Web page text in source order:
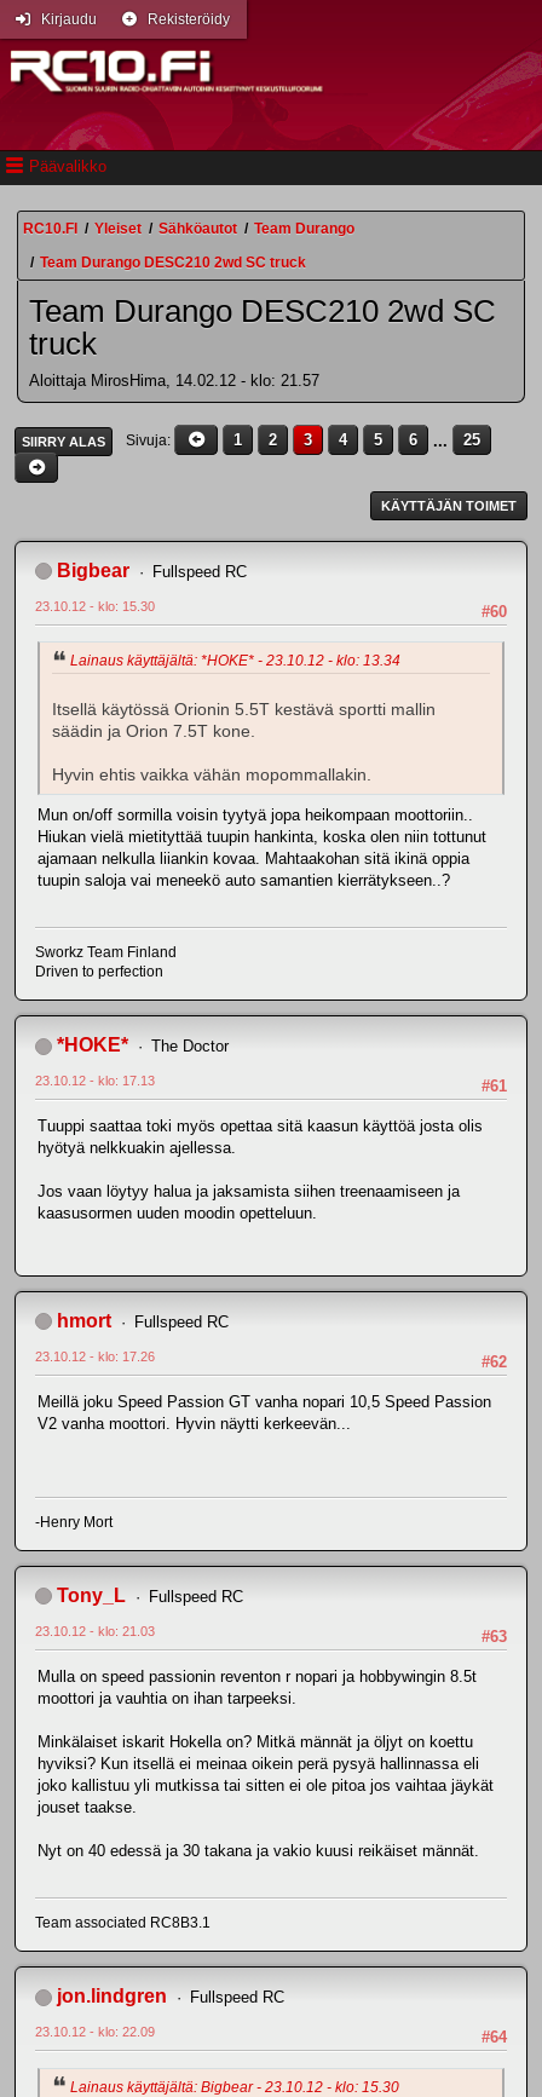
Päävalikko
Kirjaudu Rekisteröidy
RC10.FI / Yleiset / Sähköautot / Team Durango
/ Team Durango DESC210 2wd SC truck
Team Durango DESC210 2wd SC
truck
Aloittaja MirosHima, 14.02.12 - klo: 21.57
SIIRRY ALAS Sivuja 1 2 3 4 5 6 ... 25
KÄYTTÄJÄN TOIMET
Bigbear Fullspeed RC
#60
23.10.12 - klo: 15.30
Lainaus käyttäjältä: *HOKE* - 23.10.12 - klo: 13.34
Itsellä käytössä Orionin 5.5T kestävä sportti mallin
säädin ja Orion 7.5T kone.
Hyvin ehtis vaikka vähän mopommallakin.
Mun on/off sormilla voisin tyytyä jopa heikompaan moottoriin..
Hiukan vielä mietityttää tuupin hankinta, koska olen niin tottunut
ajamaan nelkulla liiankin kovaa. Mahtaakohan sitä ikinä oppia
tuupin saloja vai meneekö auto samantien kierrätykseen..?
Sworkz Team Finland
Driven to perfection
*HOKE* The Doctor
#61
23.10.12 - klo: 17.13
Tuuppi saattaa toki myös opettaa sitä kaasun käyttöä josta olis
hyötyä nelkkuakin ajellessa.
Jos vaan löytyy halua ja jaksamista siihen treenaamiseen ja
kaasusormen uuden moodin opetteluun.
hmort Fullspeed RC
#62
23.10.12 - klo: 17.26
Meillä joku Speed Passion GT vanha nopari 10,5 Speed Passion
V2 vanha moottori. Hyvin näytti kerkeevän...
-Henry Mort
Tony_L Fullspeed RC
#63
23.10.12 - klo: 21.03
Mulla on speed passionin reventon r nopari ja hobbywingin 8.5t
moottori ja vauhtia on ihan tarpeeksi.
Minkälaiset iskarit Hokella on? Mitkä männät ja öljyt on koettu
hyviksi? Kun itsellä ei meinaa oikein perä pysyä hallinnassa eli
joko kallistuu yli mutkissa tai sitten ei ole pitoa jos vaihtaa jäykät
jouset taakse.
Nyt on 40 edessä ja 30 takana ja vakio kuusi reikäiset männät.
Team associated RC8B3.1
jon.lindgren Fullspeed RC
#64
23.10.12 - klo: 22.09
Lainaus käyttäjältä: Bigbear - 23.10.12 - klo: 15.30